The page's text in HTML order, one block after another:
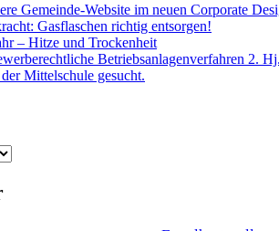
Gemeinde-Website im neuen Corporate
Gasflaschen richtig entsorgen!
– Hitze und Trockenheit
Betriebsanlagenverfahren 2.
Mittelschule gesucht.